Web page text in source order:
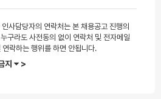
사담당자의 연락처는 본 채용공고 진행의
구라도 사전동의 없이 연락처 및 전자메일
락하는 행위를 하면 안됩니다.
지 >